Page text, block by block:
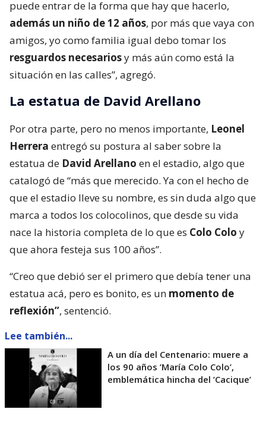
puede entrar de la forma que hay que hacerlo,
además un niño de 12 años, por más que vaya con
amigos, yo como familia igual debo tomar los
resguardos necesariosy más aún como está la
situación en las calles”, agregó.
La estatua de David Arellano
Por otra parte, pero no menos importante, Leonel
Herrera entregó su postura al saber sobre la
estatua de David Arellano en el estadio, algo que
catalogó de “más que merecido. Ya con el hecho de
que el estadio lleve su nombre, es sin duda algo que
marca a todos los colocolinos, que desde su vida
nace la historia completa de lo que es Colo Colo y
que ahora festeja sus 100 años”.
“Creo que debió ser el primero que debía tener una
estatua acá, pero es bonito, es un momento de
reflexión”, sentenció.
Lee también...
A un día del Centenario: muere a
los 90 años ’María Colo Colo’,
emblemática hincha del ’Cacique’